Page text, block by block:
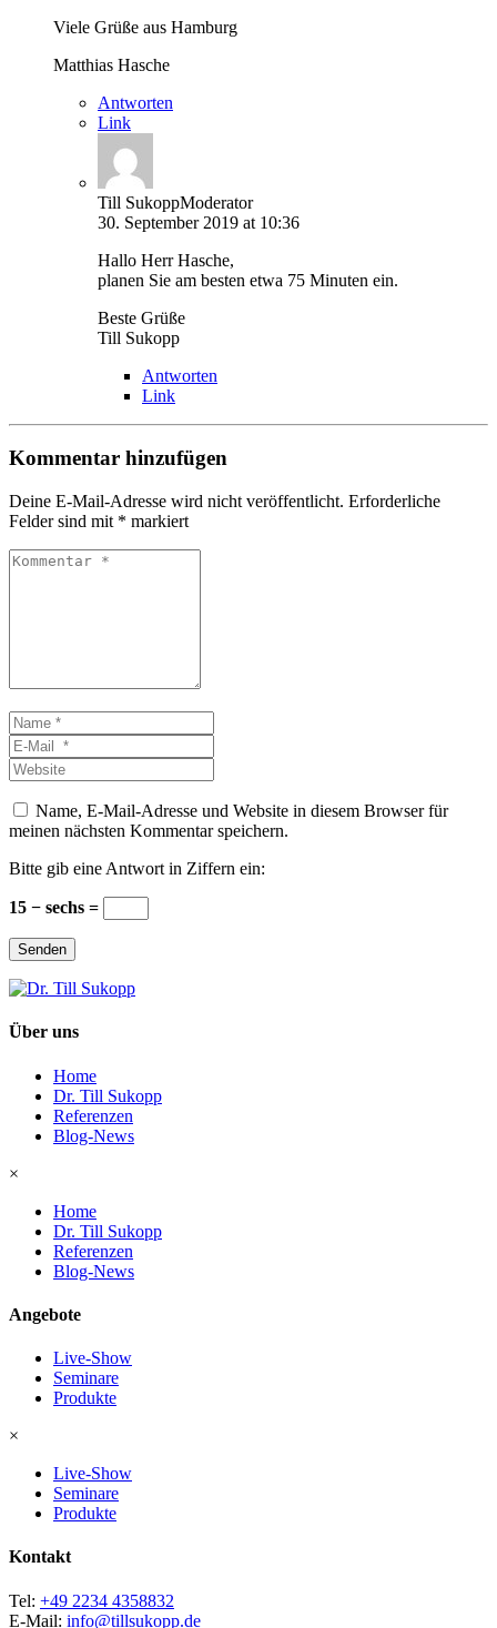
Viele Grüße aus Hamburg
Matthias Hasche
Antworten
Link
Till SukoppModerator
30. September 2019 at 10:36
Hallo Herr Hasche,
planen Sie am besten etwa 75 Minuten ein.
Beste Grüße
Till Sukopp
Antworten
Link
Kommentar hinzufügen
Deine E-Mail-Adresse wird nicht veröffentlicht. Erforderliche
Felder sind mit * markiert
Kommentar
Name
*E-
Mail
*
Website
Name, E-Mail-Adresse und Website in diesem Browser für
meinen nächsten Kommentar speichern.
Bitte gib eine Antwort in Ziffern ein:
15 − sechs =
Senden
Über uns
Home
Dr. Till Sukopp
Referenzen
Blog-News
×
Home
Dr. Till Sukopp
Referenzen
Blog-News
Angebote
Live-Show
Seminare
Produkte
×
Live-Show
Seminare
Produkte
Kontakt
Tel: +49 2234 4358832
E-Mail: info@tillsukopp.de